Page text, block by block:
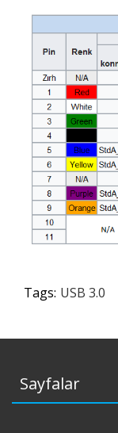
Tags: USB 3.0
Sayfalar